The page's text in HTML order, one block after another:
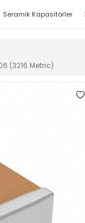
Seramik Kapasitörler
(3216 Metric)